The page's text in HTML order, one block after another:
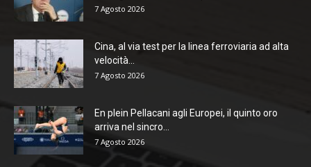
7 Agosto 2026
Cina, al via test per la linea ferroviaria ad alta
velocità...
7 Agosto 2026
En plein Pellacani agli Europei, il quinto oro
arriva nel sincro...
7 Agosto 2026